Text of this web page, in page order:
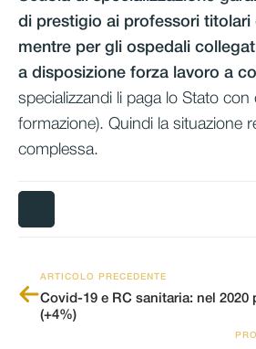
di prestigio ai professori titolari
mentre per gli ospedali
a disposizione forza lavoro a
specializzandi li paga lo Stato con
formazione). Quindi la situazione
complessa.
ARTICOLO PRECEDENTE
Covid-19 e RC sanitaria: nel 2020
(+4%)